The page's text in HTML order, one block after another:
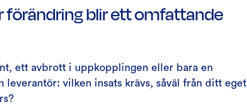
förändring blir ett omfattande
ett avbrott i uppkopplingen eller bara en
leverantör: vilken insats krävs, såväl från ditt eget